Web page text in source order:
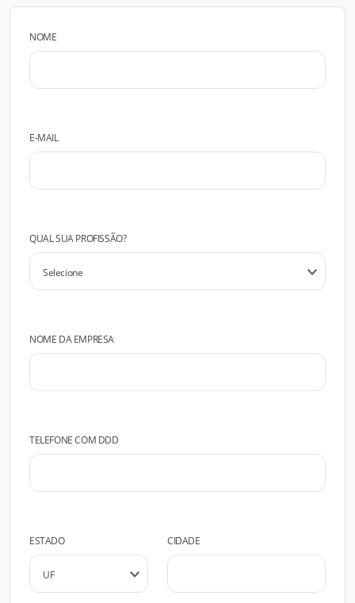
NOME
E-MAIL
QUAL SUA PROFISSÃO?
NOME DA EMPRESA
TELEFONE COM DDD
ESTADO CIDADE